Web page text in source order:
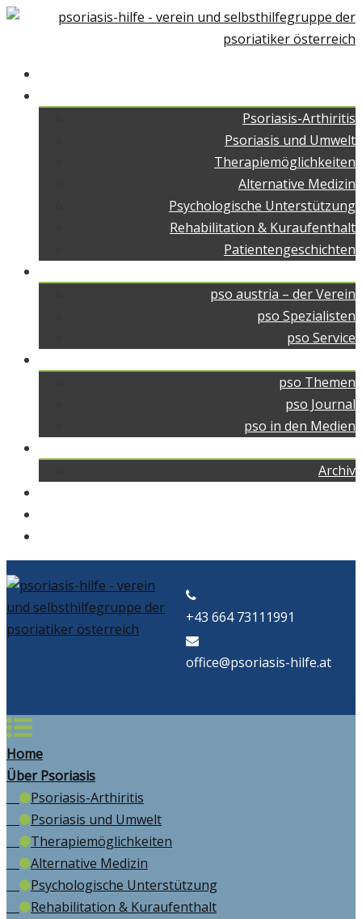
Psoriasis-Arthiritis
Psoriasis und Umwelt
Therapiemöglichkeiten
Alternative Medizin
Psychologische Unterstützung
Rehabilitation & Kuraufenthalt
Patientengeschichten
pso austria – der Verein
pso Spezialisten
pso Service
pso Themen
pso Journal
pso in den Medien
Archiv
+43 664 73111991
office@psoriasis-hilfe.at
Home
Über Psoriasis
Psoriasis-Arthiritis
Psoriasis und Umwelt
Therapiemöglichkeiten
Alternative Medizin
Psychologische Unterstützung
Rehabilitation & Kuraufenthalt